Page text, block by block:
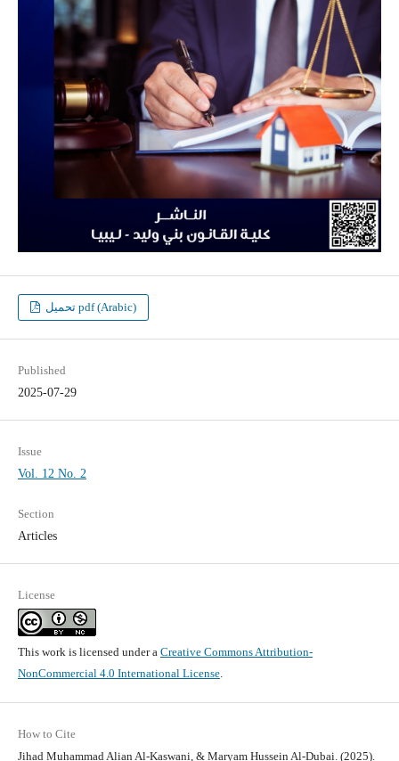
تحميل pdf (Arabic)
Published
2025-07-29
Issue
Vol. 12 No. 2
Section
Articles
License
This work is licensed under a Creative Commons Attribution-
NonCommercial 4.0 International License.
How to Cite
Jihad Muhammad Alian Al-Kaswani, & Maryam Hussein Al-Dubai. (2025).